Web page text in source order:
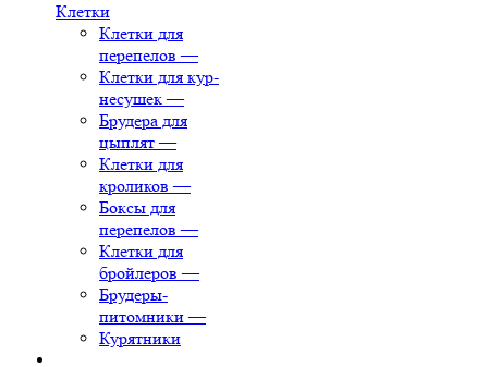
Клетки
Клетки для
перепелов —
Клетки для кур-
несушек —
Брудера для
цыплят —
Клетки для
кроликов —
Боксы для
перепелов —
Клетки для
бройлеров —
Брудеры-
питомники —
Курятники